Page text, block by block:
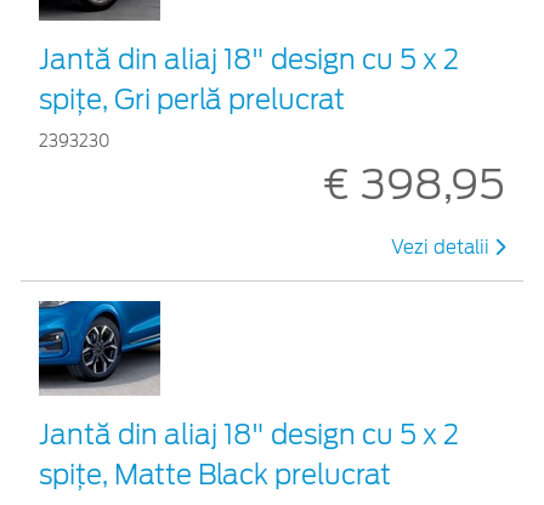
Jantă din aliaj 18" design cu 5 x 2
spițe, Gri perlă prelucrat
2393230
€ 398,95
Vezi detalii
Jantă din aliaj 18" design cu 5 x 2
spițe, Matte Black prelucrat